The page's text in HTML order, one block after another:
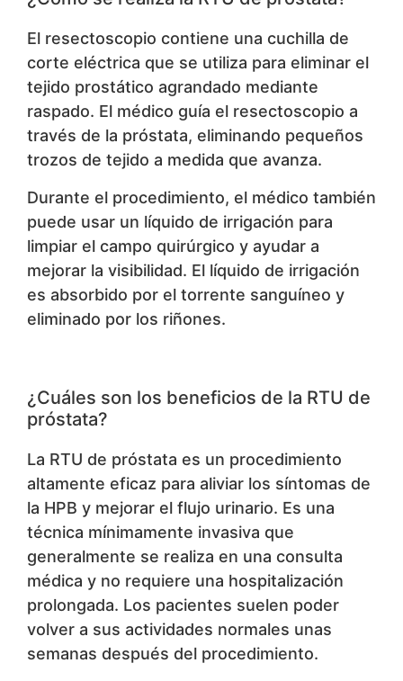
El resectoscopio contiene una cuchilla de
corte eléctrica que se utiliza para eliminar el
tejido prostático agrandado mediante
raspado. El médico guía el resectoscopio a
través de la próstata, eliminando pequeños
trozos de tejido a medida que avanza.
Durante el procedimiento, el médico también
puede usar un líquido de irrigación para
limpiar el campo quirúrgico y ayudar a
mejorar la visibilidad. El líquido de irrigación
es absorbido por el torrente sanguíneo y
eliminado por los riñones.
¿Cuáles son los beneficios de la RTU de
próstata?
La RTU de próstata es un procedimiento
altamente eficaz para aliviar los síntomas de
la HPB y mejorar el flujo urinario. Es una
técnica mínimamente invasiva que
generalmente se realiza en una consulta
médica y no requiere una hospitalización
prolongada. Los pacientes suelen poder
volver a sus actividades normales unas
semanas después del procedimiento.